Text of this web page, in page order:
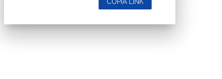
COPIA LINK